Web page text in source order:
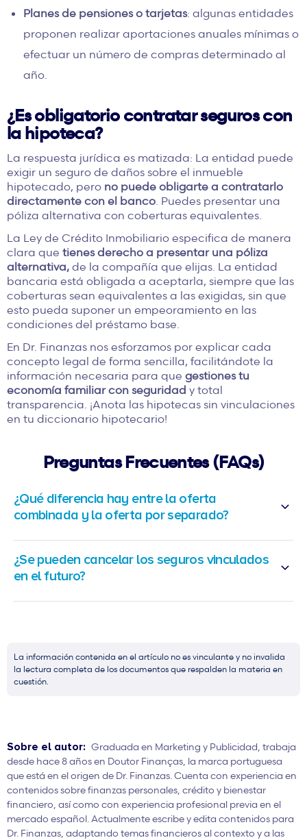
Planes de pensiones o tarjetas: algunas entidades
proponen realizar aportaciones anuales mínimas o
efectuar un número de compras determinado al
año.
¿Es obligatorio contratar seguros con
la hipoteca?
La respuesta jurídica es matizada: La entidad puede
exigir un seguro de daños sobre el inmueble
hipotecado, pero no puede obligarte a contratarlo
directamente con el banco . Puedes presentar una
póliza alternativa con coberturas equivalentes.
La Ley de Crédito Inmobiliario especifica de manera
clara que tienes derecho a presentar una póliza
alternativa, de la compañía que elijas. La entidad
bancaria está obligada a aceptarla, siempre que las
coberturas sean equivalentes a las exigidas, sin que
esto pueda suponer un empeoramiento en las
condiciones del préstamo base.
En Dr. Finanzas nos esforzamos por explicar cada
concepto legal de forma sencilla, facilitándote la
información necesaria para que gestiones tu
economía familiar con seguridad y total
transparencia. ¡Anota las hipotecas sin vinculaciones
en tu diccionario hipotecario!
Preguntas Frecuentes (FAQs)
¿Qué diferencia hay entre la oferta
combinada y la oferta por separado?
¿Se pueden cancelar los seguros vinculados
en el futuro?
La información contenida en el artículo no es vinculante y no invalida
la lectura completa de los documentos que respalden la materia en
cuestión.
Sobre el autor: Graduada en Marketing y Publicidad, trabaja
desde hace 8 años en Doutor Finanças, la marca portuguesa
que está en el origen de Dr. Finanzas. Cuenta con experiencia en
contenidos sobre finanzas personales, crédito y bienestar
financiero, así como con experiencia profesional previa en el
mercado español. Actualmente escribe y edita contenidos para
Dr. Finanzas, adaptando temas financieros al contexto y a las